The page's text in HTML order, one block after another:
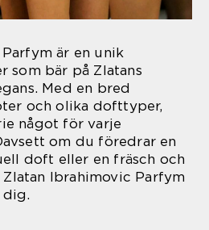
är en unik
som bär på Zlatans
Med en bred
och olika dofttyper,
något för varje
om du föredrar en
doft eller en fräsch och
Ibrahimovic Parfym
dig.